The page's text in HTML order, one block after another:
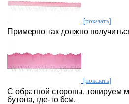
[показать]
Примерно так должно
[показать]
С обратной стороны, тонируем
бутона, где-то 6см.